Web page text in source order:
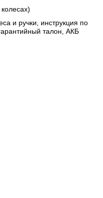
и ручки, инструкция по
талон, АКБ